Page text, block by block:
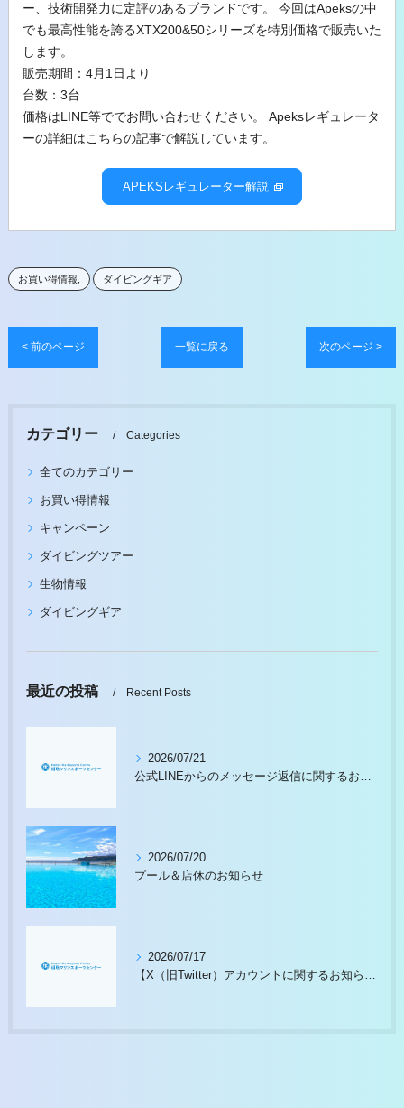
ー、技術開発力に定評のあるブランドです。 今回はApeksの中
でも最高性能を誇るXTX200&50シリーズを特別価格で販売いた
します。
販売期間：4月1日より
台数：3台
価格はLINE等ででお問い合わせください。 Apeksレギュレータ
ーの詳細はこちらの記事で解説しています。
APEKSレギュレーター解説
お買い得情報 ダイビングギア
< 前のページ 一覧に戻る 次のページ >
カテゴリー Categories
全てのカテゴリー
お買い得情報
キャンペーン
ダイビングツアー
生物情報
ダイビングギア
最近の投稿 Recent Posts
2026/07/21
2026/07/20
プール＆店休のお知らせ
2026/07/17